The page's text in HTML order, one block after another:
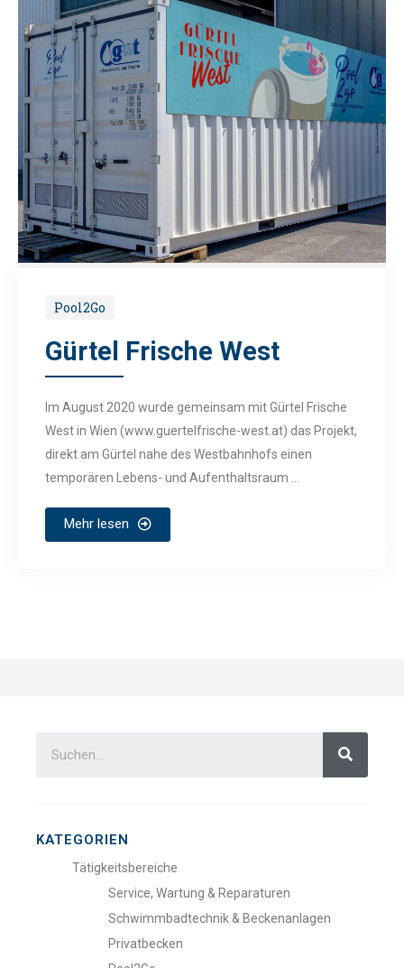
Pool2Go
Gürtel Frische West
Im August 2020 wurde gemeinsam mit Gürtel Frische
West in Wien (www.guertelfrische-west.at) das Projekt,
direkt am Gürtel nahe des Westbahnhofs einen
temporären Lebens- und Aufenthaltsraum ...
Mehr lesen
KATEGORIEN
Tätigkeitsbereiche
Service, Wartung & Reparaturen
Schwimmbadtechnik & Beckenanlagen
Privatbecken